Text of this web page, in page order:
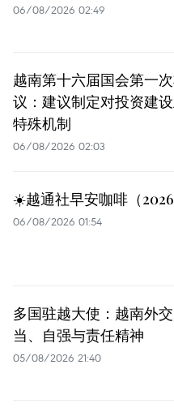
06/08/2026 02:49
越南第十六届国会第一
议：建议制定对投资建
特殊机制
06/08/2026 02:03
☀️越通社早安咖啡（
06/08/2026 01:54
多国驻越大使：越南外
当、自强与责任精神
05/08/2026 21:40